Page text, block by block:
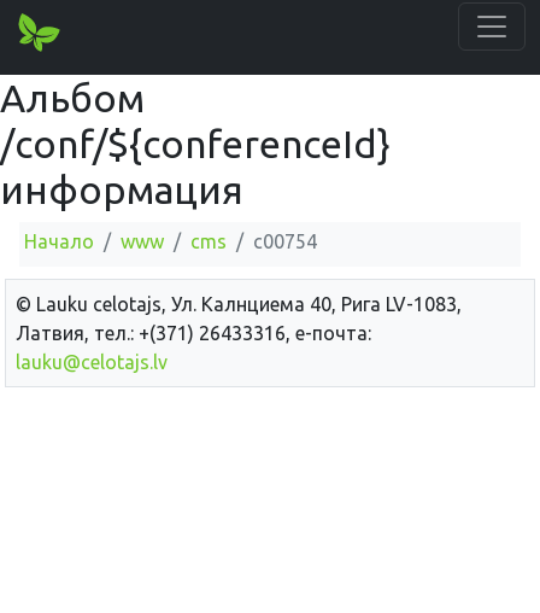
Альбом
/conf/${conferenceId}
информация
Начало www cms c00754
© Lauku сelotajs, Ул. Калнциема 40, Рига LV-1083,
Латвия, тел.: +(371) 26433316, е-почта:
lauku@celotajs.lv